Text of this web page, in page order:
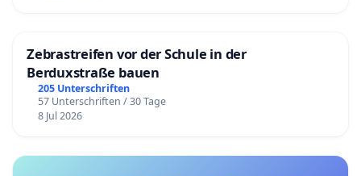
Zebrastreifen vor der Schule in der
Berduxstraße bauen
205 Unterschriften
57 Unterschriften / 30 Tage
8 Jul 2026